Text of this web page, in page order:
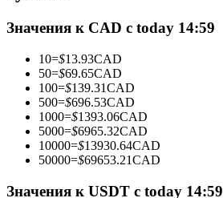
Значения к CAD с today 14:59
10=$13.93CAD
50=$69.65CAD
100=$139.31CAD
500=$696.53CAD
1000=$1393.06CAD
5000=$6965.32CAD
10000=$13930.64CAD
50000=$69653.21CAD
Значения к USDT с today 14:59